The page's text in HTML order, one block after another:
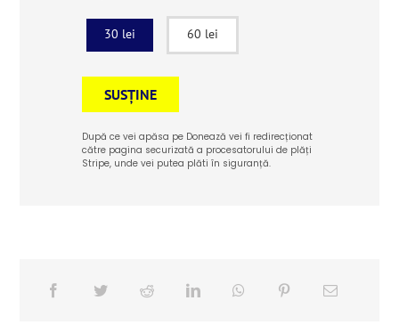
30 lei 60 lei
SUSȚINE
După ce vei apăsa pe Donează vei fi redirecționat
către pagina securizată a procesatorului de plăți
Stripe, unde vei putea plăti în siguranță.